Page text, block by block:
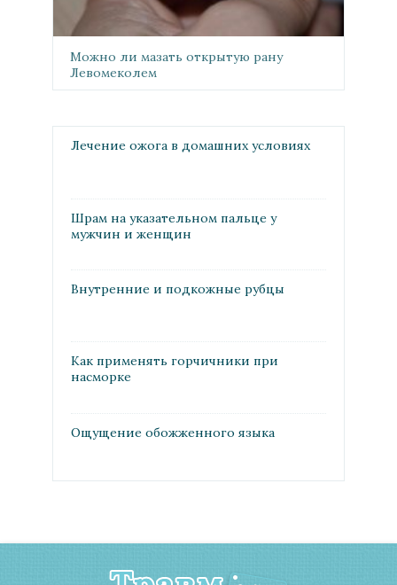
Можно ли мазать открытую рану
Левомеколем
Лечение ожога в домашних условиях
Шрам на указательном пальце у
мужчин и женщин
Внутренние и подкожные рубцы
Как применять горчичники при
насморке
Ощущение обожженного языка